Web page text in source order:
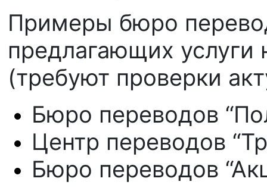
Примеры бюро
предлагающих услуги
(требуют проверки
Бюро переводов
Центр переводов
Бюро переводов